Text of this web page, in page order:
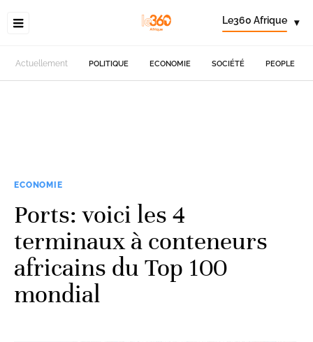
Le360 Afrique ▾
Actuellement POLITIQUE ECONOMIE SOCIÉTÉ PEOPLE
ECONOMIE
Ports: voici les 4
terminaux à conteneurs
africains du Top 100
mondial